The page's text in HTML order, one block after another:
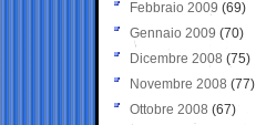
Febbraio 2009 (69)
Gennaio 2009 (70)
Dicembre 2008 (75)
Novembre 2008 (77)
Ottobre 2008 (67)